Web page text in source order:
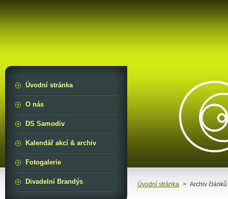
Úvodní stránka > Archiv článků
Úvodní stránka
O nás
DS Samodiv
Kalendář akcí & archiv
Fotogalerie
Divadelní Brandýs